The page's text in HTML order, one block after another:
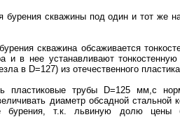
бурения скважины под один и тот же
скважина обсаживается
и в нее устанавливают
в D=127) из отечественного пластика.
пластиковые трубы D=125 мм,с
диаметр обсадной стальной
бурения, т.к. львиную долю цены